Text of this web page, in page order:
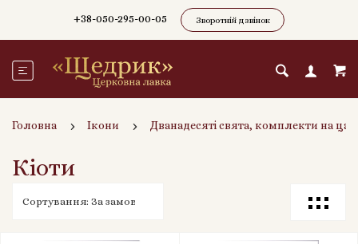
+38-050-295-00-05 Зворотній дзвінок
Головна Ікони Дванадесяті свята, комплекти на
Кіоти